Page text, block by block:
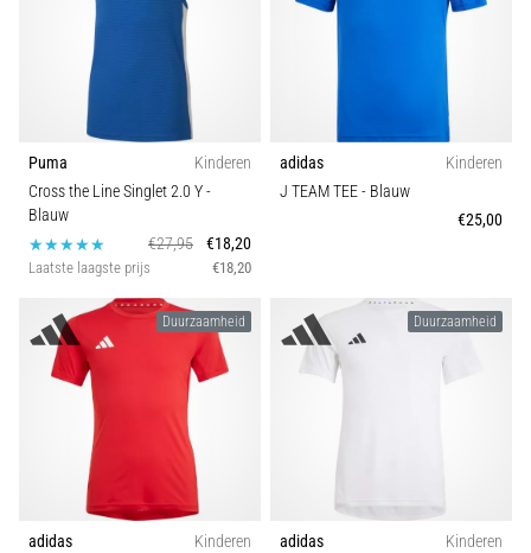
en
Hoe
deze
correct
6. 8. 2026
7 min. lezen
Puma
Kinderen
Cross the Line Singlet 2.0 Y-
Blauw
€27,95
€18,20
Laatste laagste prijs €18,20
adidas
Kinderen
J TEAM TEE- Blauw
€25,00
Duurzaamheid
adidas
Kinderen
Duurzaamheid
adidas
Kinderen